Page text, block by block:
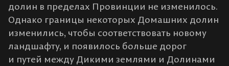
долин в пределах Провинции не изменилось.
Однако границы некоторых Домашних долин
изменились, чтобы соответствовать новому
ландшафту, и появилось больше дорог
и путей между Дикими землями и Долинами